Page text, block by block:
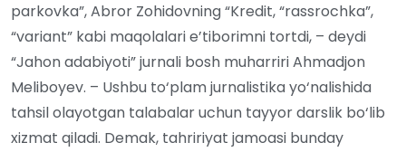
parkovka”, Abror Zohidovning “Kredit, “rassrochka”,
“variant” kabi maqolalari e’tiborimni tortdi, – deydi
“Jahon adabiyoti” jurnali bosh muharriri Ahmadjon
Meliboyev. – Ushbu to‘plam jurnalistika yo‘nalishida
tahsil olayotgan talabalar uchun tayyor darslik bo‘lib
xizmat qiladi. Demak, tahririyat jamoasi bunday